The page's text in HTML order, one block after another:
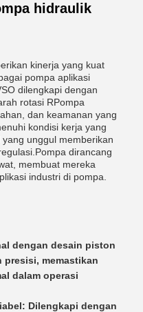
hidraulik
kinerja yang kuat
pompa aplikasi
dilengkapi dengan
rotasi RPompa
dan keamanan yang
kondisi kerja yang
unggul memberikan
dirancang
membuat mereka
industri di pompa.
dengan desain piston
memastikan
dalam operasi
Dilengkapi dengan